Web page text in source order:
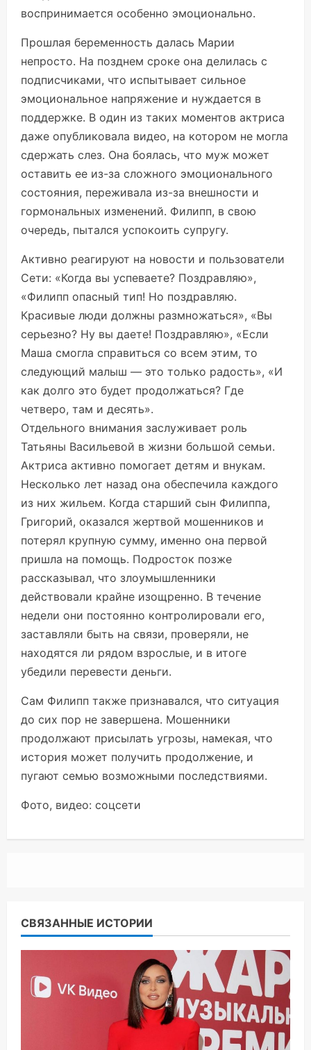
воспринимается особенно эмоционально.
Прошлая беременность далась Марии
непросто. На позднем сроке она делилась с
подписчиками, что испытывает сильное
эмоциональное напряжение и нуждается в
поддержке. В один из таких моментов актриса
даже опубликовала видео, на котором не могла
сдержать слез. Она боялась, что муж может
оставить ее из-за сложного эмоционального
состояния, переживала из-за внешности и
гормональных изменений. Филипп, в свою
очередь, пытался успокоить супругу.
Активно реагируют на новости и пользователи
Сети: «Когда вы успеваете? Поздравляю»,
«Филипп опасный тип! Но поздравляю.
Красивые люди должны размножаться», «Вы
серьезно? Ну вы даете! Поздравляю», «Если
Маша смогла справиться со всем этим, то
следующий малыш — это только радость», «И
как долго это будет продолжаться? Где
четверо, там и десять».
Отдельного внимания заслуживает роль
Татьяны Васильевой в жизни большой семьи.
Актриса активно помогает детям и внукам.
Несколько лет назад она обеспечила каждого
из них жильем. Когда старший сын Филиппа,
Григорий, оказался жертвой мошенников и
потерял крупную сумму, именно она первой
пришла на помощь. Подросток позже
рассказывал, что злоумышленники
действовали крайне изощренно. В течение
недели они постоянно контролировали его,
заставляли быть на связи, проверяли, не
находятся ли рядом взрослые, и в итоге
убедили перевести деньги.
Сам Филипп также признавался, что ситуация
до сих пор не завершена. Мошенники
продолжают присылать угрозы, намекая, что
история может получить продолжение, и
пугают семью возможными последствиями.
Фото, видео: соцсети
СВЯЗАННЫЕ ИСТОРИИ